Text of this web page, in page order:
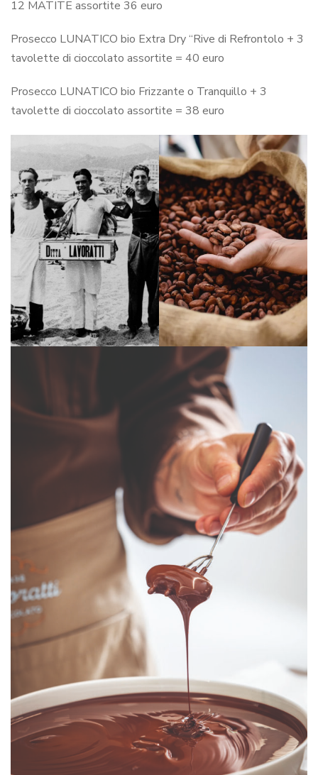
12 MATITE assortite 36 euro
Prosecco LUNATICO bio Extra Dry “Rive di Refrontolo + 3
tavolette di cioccolato assortite = 40 euro
Prosecco LUNATICO bio Frizzante o Tranquillo + 3
tavolette di cioccolato assortite = 38 euro